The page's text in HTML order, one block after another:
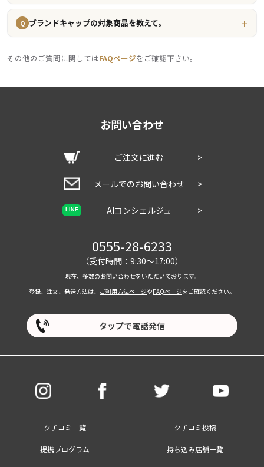
Q ブランドキャップの対象商品を教えて。
その他のご質問に関してはFAQページをご確認下さい。
お問い合わせ
ご注文に進む >
メールでのお問い合わせ >
LINE AIコンシェルジュ >
0555-28-6233
（受付時間：9:30～17:00）
現在、多数のお問い合わせをいただいております。
登録、注文、発送方法は、 ご利用方法ページやFAQページをご確認ください。
タップで電話発信
クチコミ一覧 クチコミ投稿
提携プログラム 持ち込み店舗一覧